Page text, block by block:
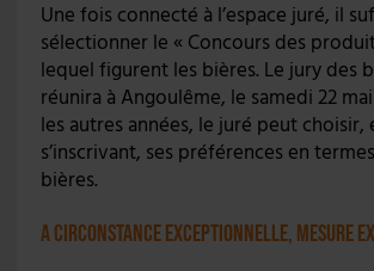
Une fois connecté à l’espace juré, il
sélectionner le « Concours des
lequel figurent les bières. Le jury des
réunira à Angoulême, le samedi 22
les autres années, le juré peut choisir,
s’inscrivant, ses préférences en
bières.
A circonstance exceptionnelle, mesure